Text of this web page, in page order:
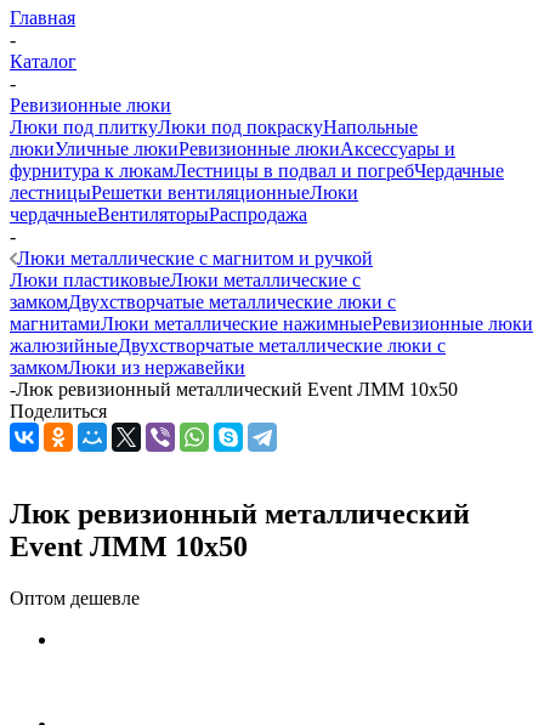
Главная
-
Каталог
-
Ревизионные люки
Люки под плиткуЛюки под покраскуНапольные
люкиУличные люкиРевизионные люкиАксессуары и
фурнитура к люкамЛестницы в подвал и погребЧердачные
лестницыРешетки вентиляционныеЛюки
чердачныеВентиляторыРаспродажа
-
Люки металлические с магнитом и ручкой
Люки пластиковыеЛюки металлические с
замкомДвухстворчатые металлические люки с
магнитамиЛюки металлические нажимныеРевизионные люки
жалюзийныеДвухстворчатые металлические люки с
замкомЛюки из нержавейки
-Люк ревизионный металлический Event ЛММ 10x50
Поделиться
Люк ревизионный металлический
Event ЛММ 10x50
Оптом дешевле